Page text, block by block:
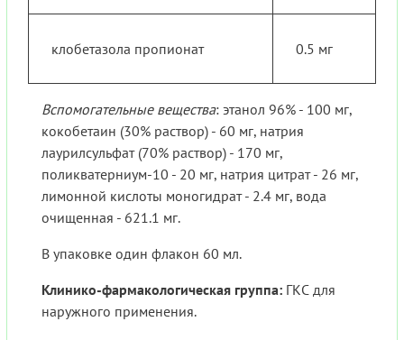
клобетазола пропионат 0.5 мг
Вспомогательные вещества: этанол 96% - 100 мг,
кокобетаин (30% раствор) - 60 мг, натрия
лаурилсульфат (70% раствор) - 170 мг,
поликватерниум-10 - 20 мг, натрия цитрат - 26 мг,
лимонной кислоты моногидрат - 2.4 мг, вода
очищенная - 621.1 мг.
В упаковке один флакон 60 мл.
Клинико-фармакологическая группа: ГКС для
наружного применения.